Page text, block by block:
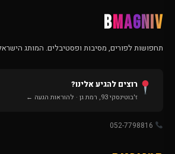
BMAGNIV
תחפושות לפורים, מסיבות ופסטיבלים. המותג
רוצים להגיע אלינו?
ז'בוטינסקי 93, רמת גן · להוראות הגעה ←